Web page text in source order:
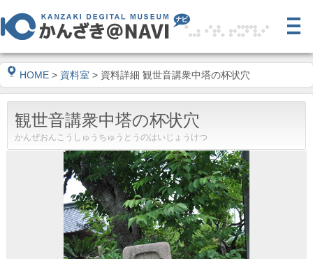
HOME > 資料室 > 資料詳細 観世音講衆中塔の杯状穴
観世音講衆中塔の杯状穴
かんぜおんこうしゅうちゅうとうのはいじょうけつ